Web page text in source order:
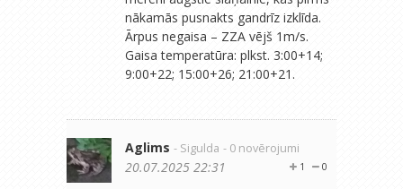
nākamās pusnakts gandrīz izklīda.
Ārpus negaisa – ZZA vējš 1m/s.
Gaisa temperatūra: plkst. 3:00+14;
9:00+22; 15:00+26; 21:00+21.
Aglims - Sigulda - 0 novērojumi
0
1
20.07.2025 22:31